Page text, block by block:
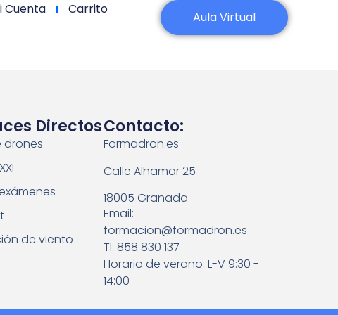
Cuenta Carrito
Aula Virtual
Directos
drones
de viento
Contacto:
Formadron.es
Calle Alhamar 25
18005 Granada
Email:
formacion@formadron.es
Tl: 858 830 137
Horario de verano: L-V 9:30 -
14:00